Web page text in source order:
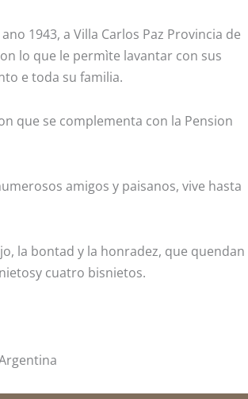
1943, a Villa Carlos Paz Provincia de
lo que le permìte lavantar con sus
e toda su familia.
que se complementa con la Pension
amigos y paisanos, vive hasta
la bontad y la honradez, que quendan
cuatro bisnietos.